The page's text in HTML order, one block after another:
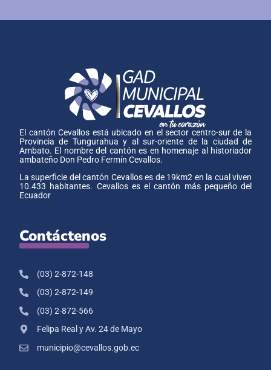
El cantón Cevallos está ubicado en el sector centro-sur de la
Provincia de Tungurahua y al sur-oriente de la ciudad de
Ambato. El nombre del cantón es en homenaje al historiador
ambateño Don Pedro Fermín Cevallos.
La superficie del cantón Cevallos es de 19km2 en la cual viven
10.433 habitantes. Cevallos es el cantón más pequeño del
Ecuador
Contáctenos
(03) 2-872-148
(03) 2-872-149
(03) 2-872-566
Felipa Real y Av. 24 de Mayo
municipio@cevallos.gob.ec